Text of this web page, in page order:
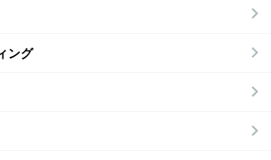
ング